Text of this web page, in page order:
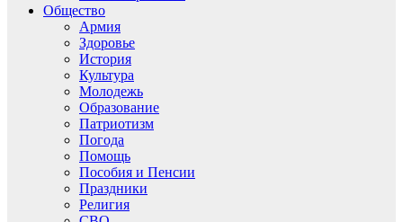
Общество
Армия
Здоровье
История
Культура
Молодежь
Образование
Патриотизм
Погода
Помощь
Пособия и Пенсии
Праздники
Религия